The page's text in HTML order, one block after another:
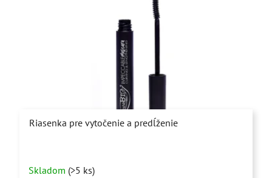
Riasenka pre vytočenie a predĺženie
Skladom (>5 ks)